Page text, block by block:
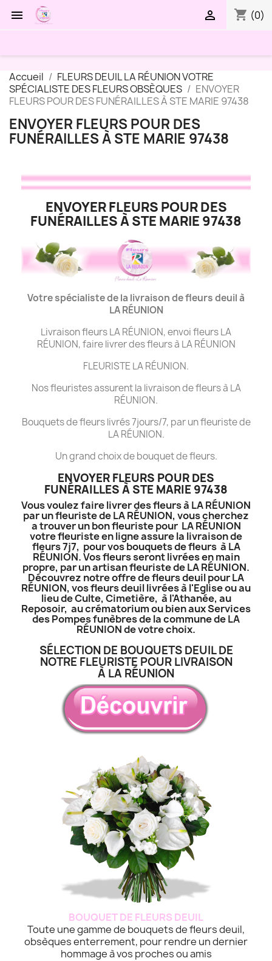
 shopping_cart (0)

Accueil
FLEURS DEUIL LA RÉUNION VOTRE
SPÉCIALISTE DES FLEURS OBSÈQUES
ENVOYER
FLEURS POUR DES FUNÉRAILLES À STE MARIE 97438
ENVOYER FLEURS POUR DES
FUNÉRAILLES À STE MARIE 97438
ENVOYER FLEURS POUR DES
FUNÉRAILLES À STE MARIE 97438
Votre spécialiste de la livraison de fleurs deuil à
LARÉUNION
Livraison fleurs LA RÉUNION, envoi fleurs LA
RÉUNION, faire livrer des fleurs à LA RÉUNION
FLEURISTE LA RÉUNION.
Nos fleuristes assurent la livraison de fleurs à LA
RÉUNION.
Bouquets de fleurs livrés 7jours/7, par un fleuriste de
LA RÉUNION.
Un grand choix de bouquet de fleurs.
ENVOYER FLEURS POUR DES
FUNÉRAILLES À STE MARIE 97438
Vous voulez faire livrer des fleurs à LA RÉUNION
par un fleuriste de LA RÉUNION, vous cherchez
a trouver un bon fleuriste pour LA RÉUNION
votre fleuriste en ligne assure la livraison de
fleurs 7j7, pour vos bouquets de fleurs à LA
RÉUNION. Vos fleurs seront livrées en main
propre, par un artisan fleuriste de LA RÉUNION.
Découvrez notre offre de fleurs deuil pour LA
RÉUNION, vos fleurs deuil livrées à l'Eglise ou au
lieu de Culte, Cimetière, à l'Athanée, au
Reposoir, au crématorium ou bien aux Services
des Pompes funèbres de la commune de LA
RÉUNION de votre choix.
SÉLECTION DE BOUQUETS DEUIL DE
NOTRE FLEURISTE POUR LIVRAISON
À LA RÉUNION
BOUQUET DE FLEURS DEUIL
Toute une gamme de bouquets de fleurs deuil,
obsèques enterrement, pour rendre un dernier
hommage à vos proches ou amis